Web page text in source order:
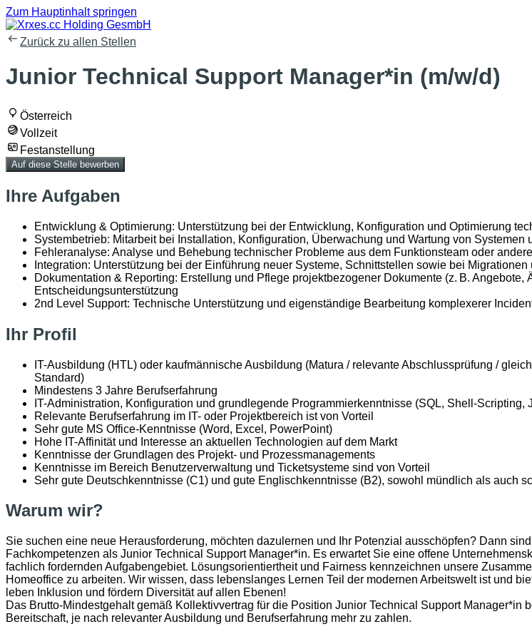
Zum Hauptinhalt springen
Zurück zu allen Stellen
Junior Technical Support Manager*in (m/w/d)
Österreich
Vollzeit
Festanstellung
Auf diese Stelle bewerben
Ihre Aufgaben
Entwicklung & Optimierung: Unterstützung bei der Entwicklung, Konfiguration und Optimierung
Systembetrieb: Mitarbeit bei Installation, Konfiguration, Überwachung und Wartung von Systemen
Fehleranalyse: Analyse und Behebung technischer Probleme aus dem Funktionsteam oder
Integration: Unterstützung bei der Einführung neuer Systeme, Schnittstellen sowie bei
Dokumentation & Reporting: Erstellung und Pflege projektbezogener Dokumente (z. B.
Entscheidungsunterstützung
2nd Level Support: Technische Unterstützung und eigenständige Bearbeitung komplexerer
Ihr Profil
IT-Ausbildung (HTL) oder kaufmännische Ausbildung (Matura / relevante Abschlussprüfung /
Standard)
Mindestens 3 Jahre Berufserfahrung
IT-Administration, Konfiguration und grundlegende Programmierkenntnisse (SQL, Shell-Scripting,
Relevante Berufserfahrung im IT- oder Projektbereich ist von Vorteil
Sehr gute MS Office-Kenntnisse (Word, Excel, PowerPoint)
Hohe IT-Affinität und Interesse an aktuellen Technologien auf dem Markt
Kenntnisse der Grundlagen des Projekt- und Prozessmanagements
Kenntnisse im Bereich Benutzerverwaltung und Ticketsysteme sind von Vorteil
Sehr gute Deutschkenntnisse (C1) und gute Englischkenntnisse (B2), sowohl mündlich als auch
Warum wir?
Sie suchen eine neue Herausforderung, möchten dazulernen und Ihr Potenzial ausschöpfen? Dann
Fachkompetenzen als Junior Technical Support Manager*in. Es erwartet Sie eine offene
fachlich fordernden Aufgabengebiet. Lösungsorientiertheit und Fairness kennzeichnen unsere
Homeoffice zu arbeiten. Wir wissen, dass lebenslanges Lernen Teil der modernen Arbeitswelt ist und
leben Inklusion und fördern Diversität auf allen Ebenen!
Das Brutto-Mindestgehalt gemäß Kollektivvertrag für die Position Junior Technical Support Manager*in
Bereitschaft, je nach relevanter Ausbildung und Berufserfahrung mehr zu zahlen.